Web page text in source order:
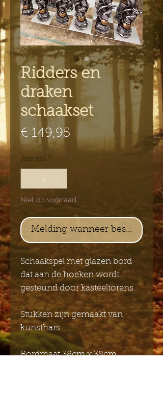
Ridders en
draken
schaakset
€ 149,95
Aantal *
Niet op voorraad
Melding wanneer beschikbaar
Schaakspel met glazen bord
dat aan de hoeken wordt
gesteund door kasteeltorens.
Stukken zijn gemaakt van
kunsthars.
Bordmaat 38cm x 38cm